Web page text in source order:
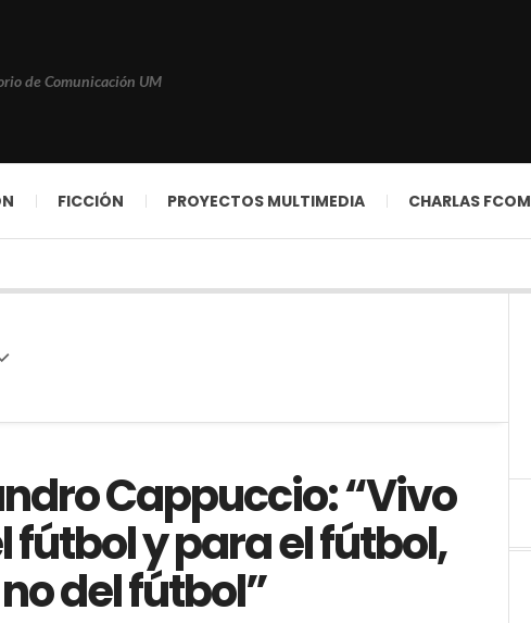
de Comunicación UM
FICCIÓN PROYECTOS MULTIMEDIA CHARLAS FCOM
Cappuccio: “Vivo
fútbol y para el fútbol,
del fútbol”